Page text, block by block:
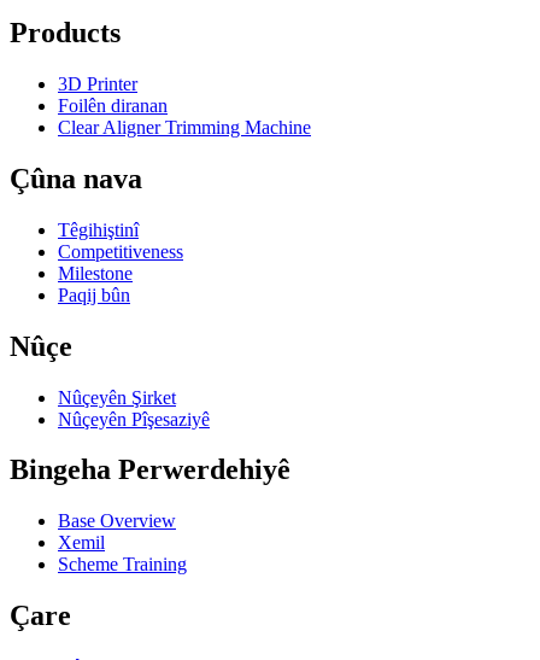
Products
3D Printer
Foilên diranan
Clear Aligner Trimming Machine
Çûna nava
Têgihiştinî
Competitiveness
Milestone
Paqij bûn
Nûçe
Nûçeyên Şirket
Nûçeyên Pîşesaziyê
Bingeha Perwerdehiyê
Base Overview
Xemil
Scheme Training
Çare